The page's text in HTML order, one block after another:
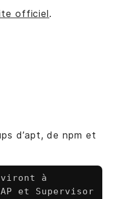
officiel.
d’apt, de npm et
à
et Supervisor